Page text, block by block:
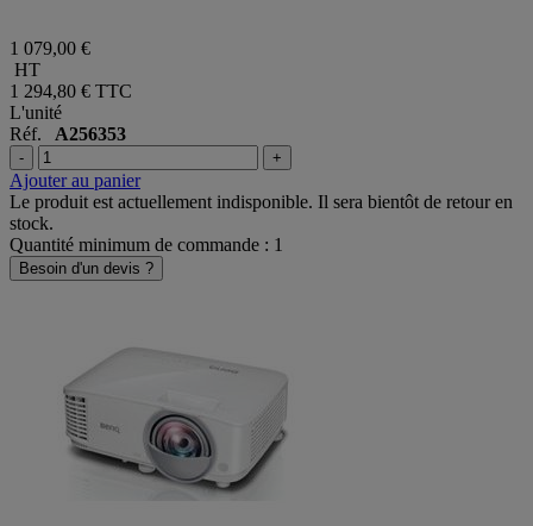
1 079,00 €
HT
1 294,80 € TTC
L'unité
Réf. A256353
- +
Ajouter au panier
Le produit est actuellement indisponible. Il sera bientôt de retour en
stock.
Quantité minimum de commande : 1
Besoin d'un devis ?